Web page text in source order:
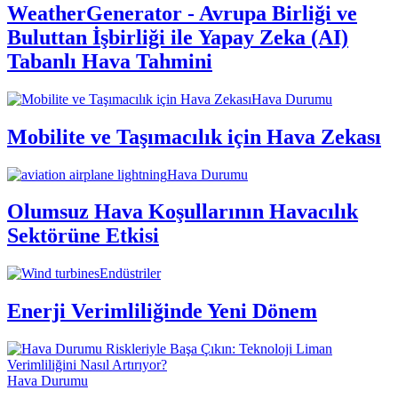
WeatherGenerator - Avrupa Birliği ve
Buluttan İşbirliği ile Yapay Zeka (AI)
Tabanlı Hava Tahmini
Hava Durumu
Mobilite ve Taşımacılık için Hava Zekası
Hava Durumu
Olumsuz Hava Koşullarının Havacılık
Sektörüne Etkisi
Endüstriler
Enerji Verimliliğinde Yeni Dönem
Hava Durumu